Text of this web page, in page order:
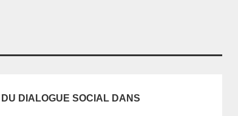
DU DIALOGUE SOCIAL DANS